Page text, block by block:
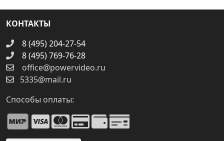
КОНТАКТЫ
8 (495) 204-27-54
8 (495) 769-76-28
office@powervideo.ru
5335@mail.ru
Способы оплаты: